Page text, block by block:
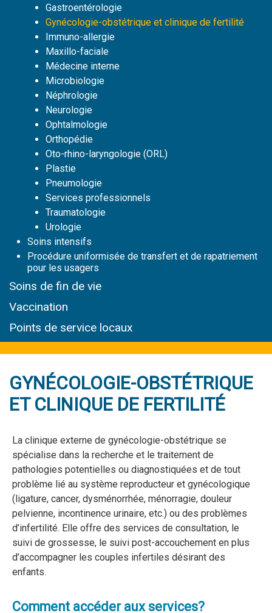
Gastroentérologie
Gynécologie-obstétrique et clinique de fertilité
Immuno-allergie
Maxillo-faciale
Médecine interne
Microbiologie
Néphrologie
Neurologie
Ophtalmologie
Orthopédie
Oto-rhino-laryngologie (ORL)
Plastie
Pneumologie
Services professionnels
Traumatologie
Urologie
Soins intensifs
Procédure uniformisée de transfert et de rapatriement
pour les usagers
Soins de fin de vie
Vaccination
Points de service locaux
GYNÉCOLOGIE-OBSTÉTRIQUE
ET CLINIQUE DE FERTILITÉ
La clinique externe de gynécologie-obstétrique se
spécialise dans la recherche et le traitement de
pathologies potentielles ou diagnostiquées et de tout
problème lié au système reproducteur et gynécologique
(ligature, cancer, dysménorrhée, ménorragie, douleur
pelvienne, incontinence urinaire, etc.) ou des problèmes
d’infertilité. Elle offre des services de consultation, le
suivi de grossesse, le suivi post-accouchement en plus
d’accompagner les couples infertiles désirant des
enfants.
Comment accéder aux services?